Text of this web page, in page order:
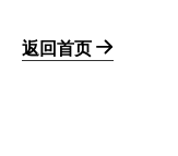
返回首页